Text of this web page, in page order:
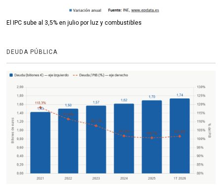
El IPC sube al 3,5% en julio por luz y combustibles
DEUDA PÚBLICA